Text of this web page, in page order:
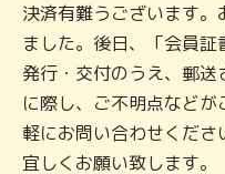
決済有難うございます。
ました。後日、「会員
発行・交付のうえ、郵
に際し、ご不明点などが
軽にお問い合わせくださ
宜しくお願い致します。